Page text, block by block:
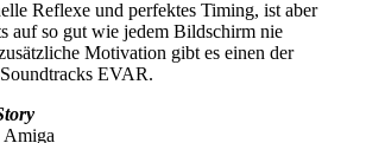
Reflexe und perfektes Timing, ist aber
auf so gut wie jedem Bildschirm nie
Motivation gibt es einen der
EVAR.
Amiga